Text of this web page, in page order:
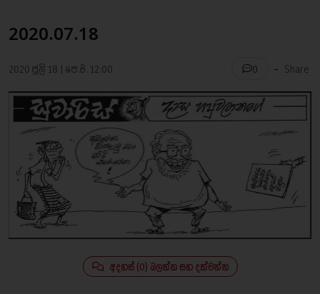
2020.07.18
2020 ජූලි 18 | පෙ.ව. 12:00 0 - Share
අදහස් (0) බලන්න සහ දක්වන්න